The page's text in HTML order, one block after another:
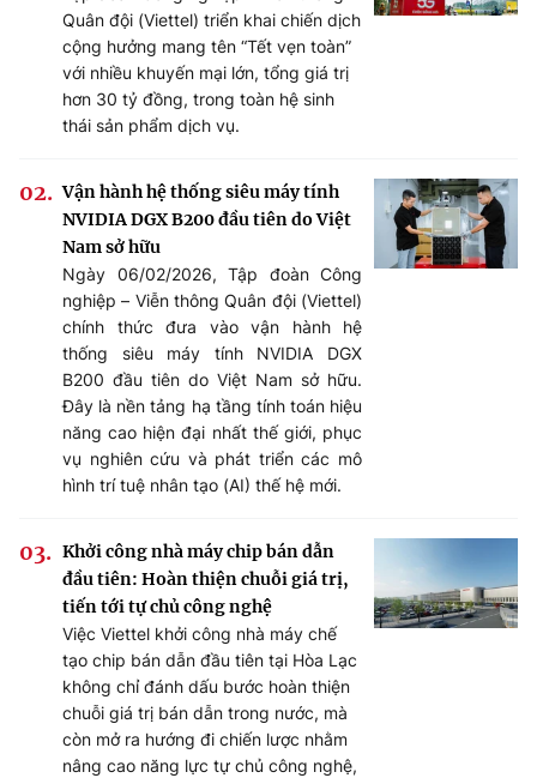
Quân đội (Viettel) triển khai chiến dịch
cộng hưởng mang tên “Tết vẹn toàn”
với nhiều khuyến mại lớn, tổng giá trị
hơn 30 tỷ đồng, trong toàn hệ sinh
thái sản phẩm dịch vụ.
Vận hành hệ thống siêu máy tính
NVIDIA DGX B200 đầu tiên do Việt
Nam sở hữu
Ngày 06/02/2026, Tập đoàn Công
nghiệp – Viễn thông Quân đội (Viettel)
chính thức đưa vào vận hành hệ
thống siêu máy tính NVIDIA DGX
B200 đầu tiên do Việt Nam sở hữu.
Đây là nền tảng hạ tầng tính toán hiệu
năng cao hiện đại nhất thế giới, phục
vụ nghiên cứu và phát triển các mô
hình trí tuệ nhân tạo (AI) thế hệ mới.
Khởi công nhà máy chip bán dẫn
đầu tiên: Hoàn thiện chuỗi giá trị,
tiến tới tự chủ công nghệ
Việc Viettel khởi công nhà máy chế
tạo chip bán dẫn đầu tiên tại Hòa Lạc
không chỉ đánh dấu bước hoàn thiện
chuỗi giá trị bán dẫn trong nước, mà
còn mở ra hướng đi chiến lược nhằm
nâng cao năng lực tự chủ công nghệ,